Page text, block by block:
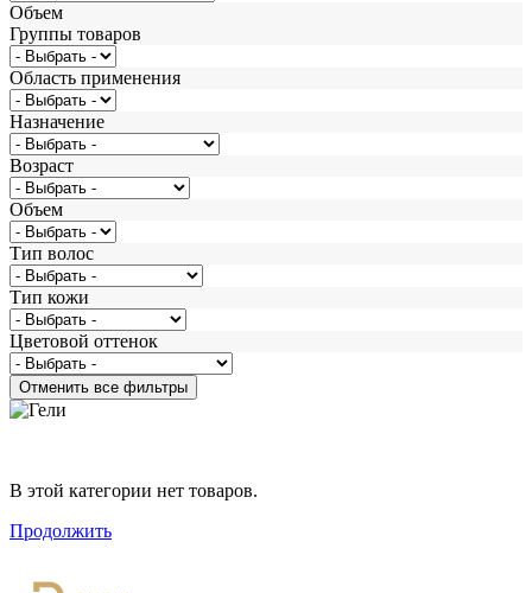
Объем
Группы товаров
Область применения
Назначение
Возраст
Объем
Тип волос
Тип кожи
Цветовой оттенок
В этой категории нет товаров.
Продолжить